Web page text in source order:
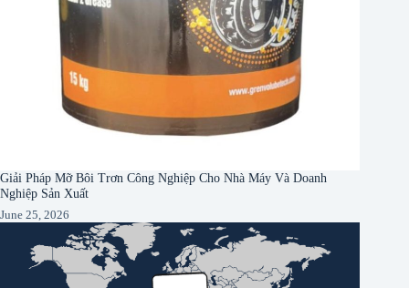
Giải Pháp Mỡ Bôi Trơn Công Nghiệp Cho Nhà Máy Và Doanh
Nghiệp Sản Xuất
June 25, 2026